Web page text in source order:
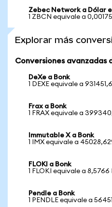
Zebec Network a Dólar
1 ZBCN equivale a
Explorar más
Conversiones avanzadas
DeXe a Bonk
1 DEXE equivale a
Frax a Bonk
1 FRAX equivale a
Immutable X a Bonk
1 IMX equivale a
FLOKI a Bonk
1 FLOKI equivale a 8,5766
Pendle a Bonk
1 PENDLE equivale a